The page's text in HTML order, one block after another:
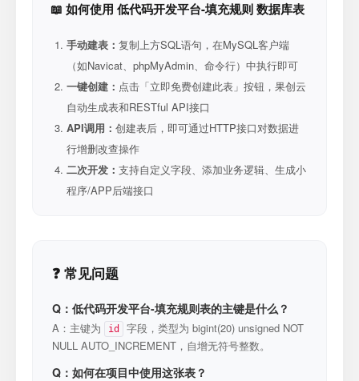
📖 如何使用 低代码开发平台-填充规则 数据库表
手动建表： 复制上方SQL语句，在MySQL客户端
（如Navicat、phpMyAdmin、命令行）中执行即可
一键创建： 点击「立即免费创建此表」按钮，果创云
自动生成表和RESTful API接口
API调用： 创建表后，即可通过HTTP接口对数据进
行增删改查操作
二次开发： 支持自定义字段、添加业务逻辑、生成小
程序/APP后端接口
❓ 常见问题
Q：低代码开发平台-填充规则表的主键是什么？
A：主键为 id
字段，类型为 bigint(20) unsigned NOT
NULL AUTO_INCREMENT，自增无符号整数。
Q：如何在项目中使用这张表？